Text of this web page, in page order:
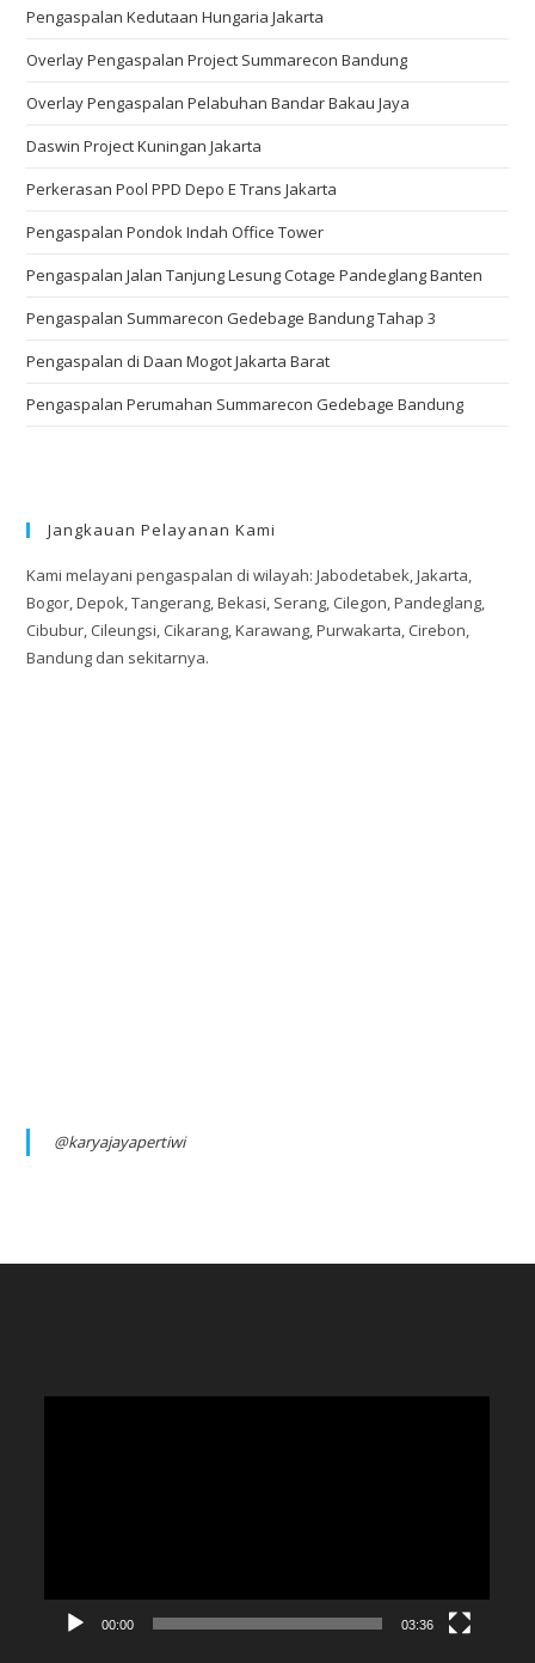
Pengaspalan Kedutaan Hungaria Jakarta
Overlay Pengaspalan Project Summarecon Bandung
Overlay Pengaspalan Pelabuhan Bandar Bakau Jaya
Daswin Project Kuningan Jakarta
Perkerasan Pool PPD Depo E Trans Jakarta
Pengaspalan Pondok Indah Office Tower
Pengaspalan Jalan Tanjung Lesung Cotage Pandeglang Banten
Pengaspalan Summarecon Gedebage Bandung Tahap 3
Pengaspalan di Daan Mogot Jakarta Barat
Pengaspalan Perumahan Summarecon Gedebage Bandung
Jangkauan Pelayanan Kami
Kami melayani pengaspalan di wilayah: Jabodetabek, Jakarta,
Bogor, Depok, Tangerang, Bekasi, Serang, Cilegon, Pandeglang,
Cibubur, Cileungsi, Cikarang, Karawang, Purwakarta, Cirebon,
Bandung dan sekitarnya.
@karyajayapertiwi
00:00 03:36